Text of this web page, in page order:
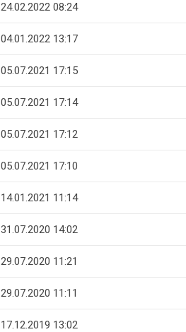
24.02.2022 08:24
04.01.2022 13:17
05.07.2021 17:15
05.07.2021 17:14
05.07.2021 17:12
05.07.2021 17:10
14.01.2021 11:14
31.07.2020 14:02
29.07.2020 11:21
29.07.2020 11:11
17.12.2019 13:02